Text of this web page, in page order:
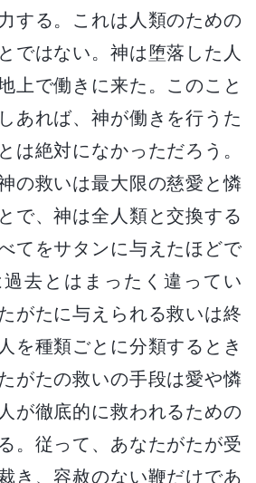
する。これは人類のための
ではない。神は堕落した人
上で働きに来た。このこと
あれば、神が働きを行うた
は絶対になかっただろう。
の救いは最大限の慈愛と憐
で、神は全人類と交換する
てをサタンに与えたほどで
去とはまったく違ってい
がたに与えられる救いは終
を種類ごとに分類するとき
がたの救いの手段は愛や憐
が徹底的に救われるための
。従って、あなたがたが受
き、容赦のない鞭だけであ